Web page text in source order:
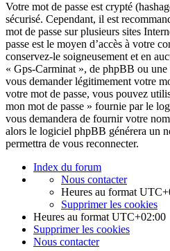
Votre mot de passe est crypté
sécurisé. Cependant, il est
mot de passe sur plusieurs sites
passe est le moyen d’accès à votre
conservez-le soigneusement et en
« Gps-Carminat », de phpBB ou une
vous demander légitimement votre
votre mot de passe, vous pouvez
mon mot de passe » fournie par le
vous demandera de fournir votre
alors le logiciel phpBB générera un
permettra de vous reconnecter.
Index du forum
Nous contacter
Heures au format
Supprimer les cookies
Heures au format UTC+02:00
Supprimer les cookies
Nous contacter